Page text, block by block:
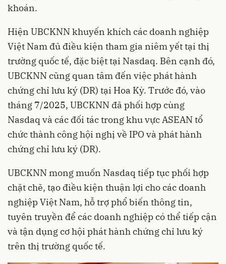
khoán.
Hiện UBCKNN khuyến khích các doanh nghiệp
Việt Nam đủ điều kiện tham gia niêm yết tại thị
trường quốc tế, đặc biệt tại Nasdaq. Bên cạnh đó,
UBCKNN cũng quan tâm đến việc phát hành
chứng chỉ lưu ký (DR) tại Hoa Kỳ. Trước đó, vào
tháng 7/2025, UBCKNN đã phối hợp cùng
Nasdaq và các đối tác trong khu vực ASEAN tổ
chức thành công hội nghị về IPO và phát hành
chứng chỉ lưu ký (DR).
UBCKNN mong muốn Nasdaq tiếp tục phối hợp
chặt chẽ, tạo điều kiện thuận lợi cho các doanh
nghiệp Việt Nam, hỗ trợ phổ biến thông tin,
tuyên truyền để các doanh nghiệp có thể tiếp cận
và tận dụng cơ hội phát hành chứng chỉ lưu ký
trên thị trường quốc tế.